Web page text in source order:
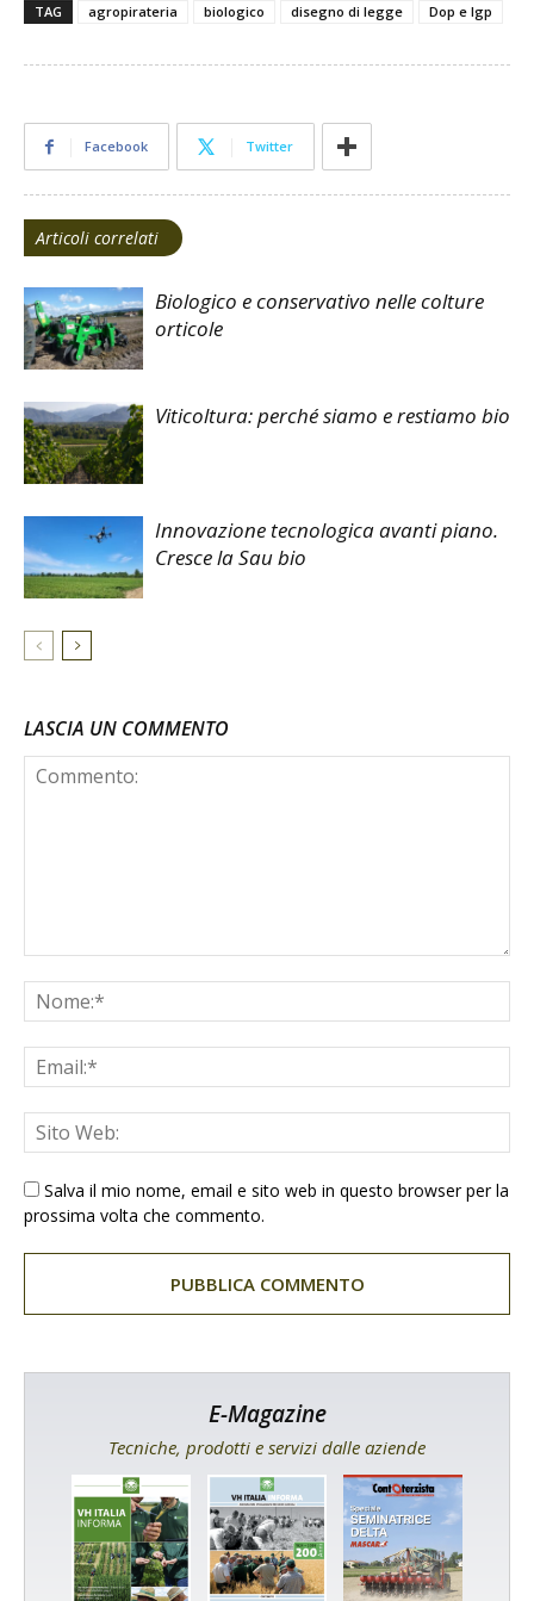
TAG agropirateria biologico disegno di legge Dop e Igp
Facebook Twitter
Articoli correlati
Biologico e conservativo nelle colture
orticole
Viticoltura: perché siamo e restiamo bio
Innovazione tecnologica avanti piano.
Cresce la Sau bio
LASCIA UN COMMENTO
Salva il mio nome, email e sito web in questo browser per la
prossima volta che commento.
E-Magazine
Tecniche, prodotti e servizi dalle aziende